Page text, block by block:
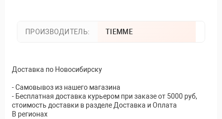
ПРОИЗВОДИТЕЛЬ: TIEMME
Доставка по Новосибирску
- Самовывоз из нашего магазина
- Бесплатная доставка курьером при заказе от 5000 руб,
стоимость доставки в разделе Доставка и Оплата
В регионах